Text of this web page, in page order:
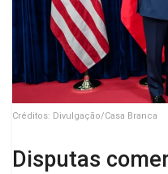
Créditos: Divulgação/Casa Branca
Disputas